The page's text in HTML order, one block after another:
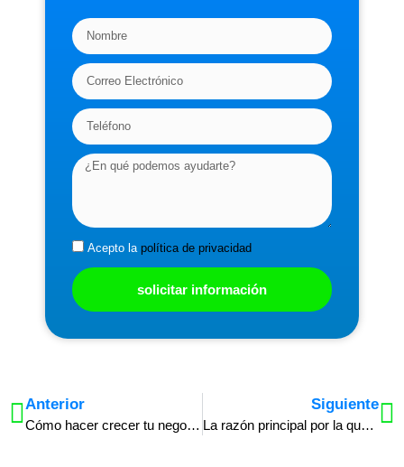
Acepto la política de privacidad
solicitar información
Anterior
Cómo hacer crecer tu negocio en tiempos de crisis económica
Siguiente
La razón principal por la que tu estrategia de marketing online NO funciona